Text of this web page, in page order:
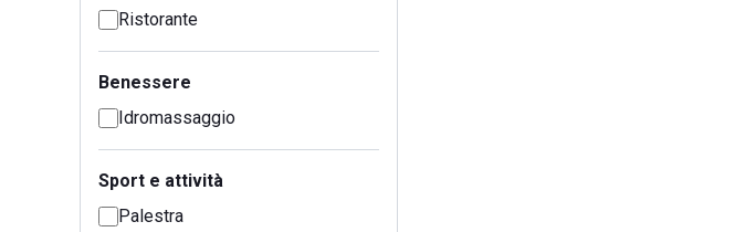
Ristorante
Benessere
Idromassaggio
Sport e attività
Palestra